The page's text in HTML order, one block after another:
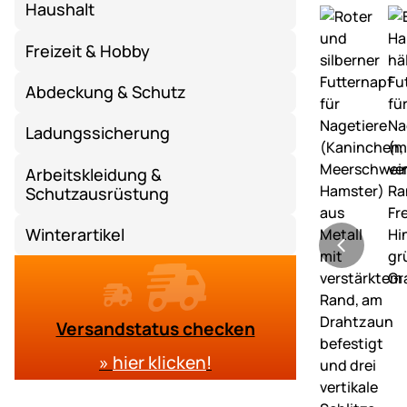
Haushalt
Freizeit & Hobby
Abdeckung & Schutz
Ladungssicherung
Arbeitskleidung &
Schutzausrüstung
Winterartikel
Versandstatus checken
» hier klicken!